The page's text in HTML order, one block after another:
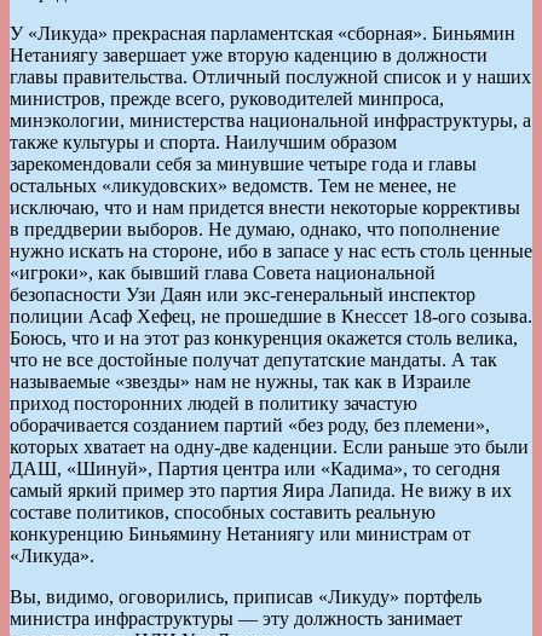
У «Ликуда» прекрасная парламентская «сборная». Биньямин
Нетаниягу завершает уже вторую каденцию в должности
главы правительства. Отличный послужной список и у наших
министров, прежде всего, руководителей минпроса,
минэкологии, министерства национальной инфраструктуры, а
также культуры и спорта. Наилучшим образом
зарекомендовали себя за минувшие четыре года и главы
остальных «ликудовских» ведомств. Тем не менее, не
исключаю, что и нам придется внести некоторые коррективы
в преддверии выборов. Не думаю, однако, что пополнение
нужно искать на стороне, ибо в запасе у нас есть столь ценные
«игроки», как бывший глава Совета национальной
безопасности Узи Даян или экс-генеральный инспектор
полиции Асаф Хефец, не прошедшие в Кнессет 18-ого созыва.
Боюсь, что и на этот раз конкуренция окажется столь велика,
что не все достойные получат депутатские мандаты. А так
называемые «звезды» нам не нужны, так как в Израиле
приход посторонних людей в политику зачастую
оборачивается созданием партий «без роду, без племени»,
которых хватает на одну-две каденции. Если раньше это были
ДАШ, «Шинуй», Партия центра или «Кадима», то сегодня
самый яркий пример это партия Яира Лапида. Не вижу в их
составе политиков, способных составить реальную
конкуренцию Биньямину Нетаниягу или министрам от
«Ликуда».
Вы, видимо, оговорились, приписав «Ликуду» портфель
министра инфраструктуры — эту должность занимает